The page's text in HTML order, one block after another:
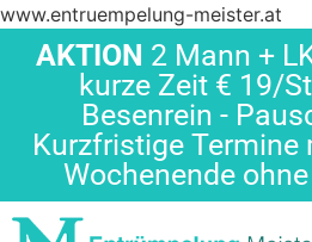
www.entruempelung-meister.at
AKTION 2 Mann +
kurze Zeit € 19/
Besenrein -
Kurzfristige Termine
Wochenende